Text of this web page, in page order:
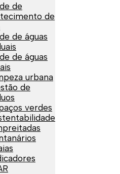
de
de
de águas
de águas
urbana
de
verdes